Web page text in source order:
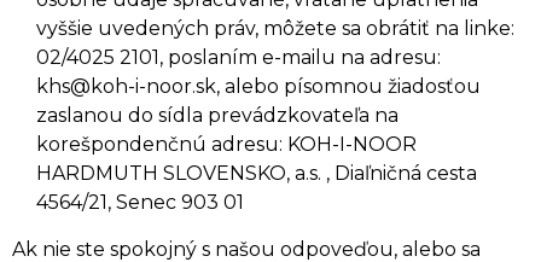
vyššie uvedených práv, môžete sa obrátiť na linke:
02/4025 2101, poslaním e-mailu na adresu:
khs@koh-i-noor.sk, alebo písomnou žiadosťou
zaslanou do sídla prevádzkovateľa na
korešpondenčnú adresu: KOH-I-NOOR
HARDMUTH SLOVENSKO, a.s. , Diaľničná cesta
4564/21, Senec 903 01
Ak nie ste spokojný s našou odpoveďou, alebo sa